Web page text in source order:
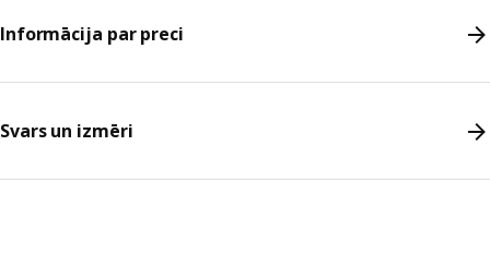
Informācija par preci
Svars un izmēri